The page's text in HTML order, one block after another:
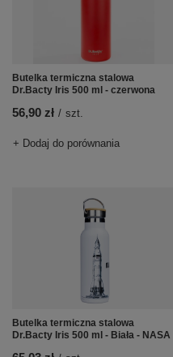
Butelka termiczna stalowa
Dr.Bacty Iris 500 ml - czerwona
56,90 zł / szt.
+ Dodaj do porównania
Butelka termiczna stalowa
Dr.Bacty Iris 500 ml - Biała - NASA